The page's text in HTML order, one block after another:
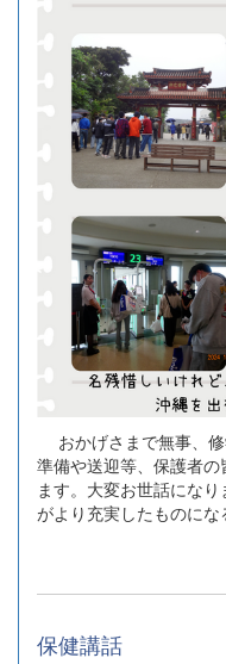
おかげさまで無事、修
準備や送迎等、保護者
ます。大変お世話にな
がより充実したものにな
保健講話